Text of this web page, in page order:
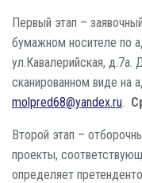
Первый этап –
бумажном носителе по
ул.Кавалерийская,
сканированном виде на
molpred68@yandex.ru.
Второй этап –
проекты,
определяет